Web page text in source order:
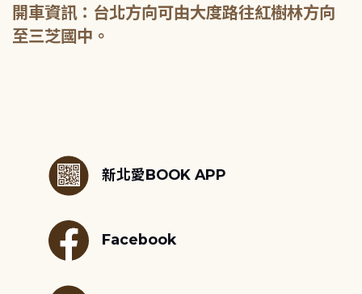
開車資訊：台北方向可由大度路往紅樹林方向
至三芝國中。
新北愛BOOK APP
Facebook